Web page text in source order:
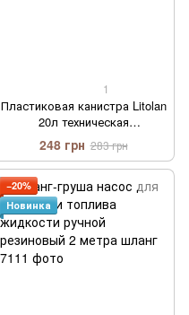
1
Пластиковая канистра Litolan
20л техническая
штабелируемая
248 грн 283 грн
−20%
Новинка